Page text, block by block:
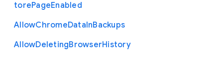
torePageEnabled
AllowChromeDataInBackups
AllowDeletingBrowserHistory